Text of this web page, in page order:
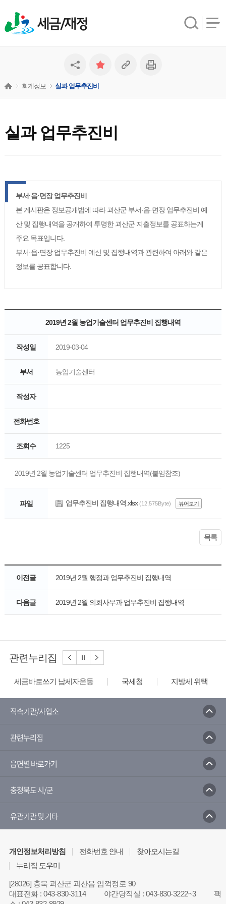
세금/재정
실과 업무추진비
회계정보 실과 업무추진비
부서·읍·면장 업무추진비
본 게시판은 정보공개법에 따라 괴산군 부서·읍·면장 업무추진비 예
산 및 집행내역을 공개하여 투명한 괴산군 지출정보를 공표하는게
주요 목표입니다.
부서·읍·면장 업무추진비 예산 및 집행내역과 관련하여 아래와 같은
정보를 공표합니다.
2019년 2월 농업기술센터 업무추진비 집행내역
작성일 2019-03-04
부서 농업기술센터
작성자
전화번호
조회수 1225
2019년 2월 농업기술센터 업무추진비 집행내역(붙임참조)
파일 업무추진비 집행내역.xlsx (12,575Byte) 뷰어보기
목록
이전글 2019년 2월 행정과 업무추진비 집행내역
다음글 2019년 2월 의회사무과 업무추진비 집행내역
관련누리집
세금바로쓰기 납세자운동 국세청 지방세 위택스
직속기관/사업소
관련누리집
읍면별 바로가기
충청북도 시/군
유관기관 및 기타
개인정보처리방침 전화번호 안내
찾아오시는길
누리집 도우미
[28026] 충북 괴산군 괴산읍 임꺽정로 90
대표전화:043-830-3114 야간당직실 : 043-830-3222~3
팩